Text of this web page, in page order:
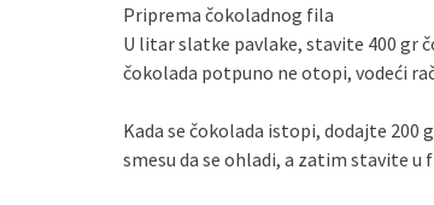
Priprema čokoladnog fila
U litar slatke pavlake, stavite 400 gr
čokolada potpuno ne otopi, vodeći
Kada se čokolada istopi, dodajte
smesu da se ohladi, a zatim stavite